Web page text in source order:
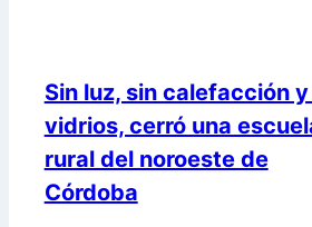
Sin luz, sin calefacción
vidrios, cerró una
rural del noroeste de
Córdoba